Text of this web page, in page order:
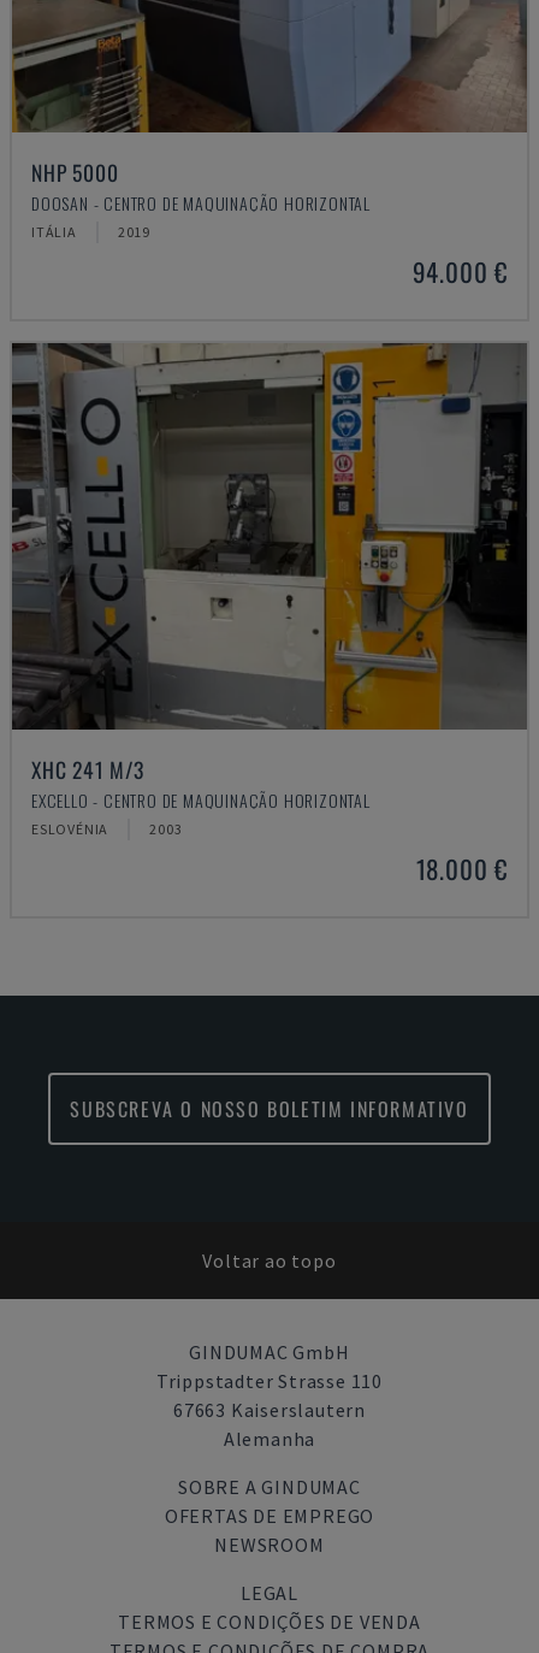
NHP 5000
DOOSAN - CENTRO DE MAQUINAÇÃO HORIZONTAL
ITÁLIA 2019
94.000 €
XHC 241 M/3
EXCELLO - CENTRO DE MAQUINAÇÃO HORIZONTAL
ESLOVÉNIA 2003
18.000 €
SUBSCREVA O NOSSO BOLETIM INFORMATIVO
Voltar ao topo
GINDUMAC GmbH
Trippstadter Strasse 110
67663 Kaiserslautern
Alemanha
SOBRE A GINDUMAC
OFERTAS DE EMPREGO
NEWSROOM
LEGAL
TERMOS E CONDIÇÕES DE VENDA